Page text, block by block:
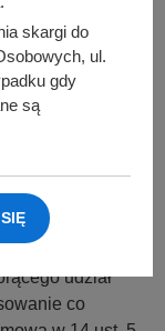
wobec
podstawą
osobowych
o ciążącym na
dane
związku z
udział
co
skargi do
ul.
gdy
są